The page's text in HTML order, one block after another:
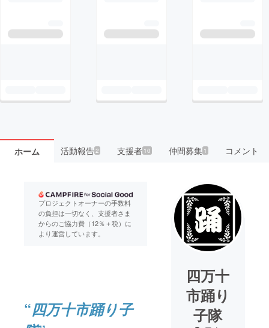
ホーム 活動報告2 支援者 10 仲間募集 1 コメント
プロジェクトオーナーの手数料
の負担は一切なく、支援者さま
からのご協力費（12％＋税）に
より運営しています。
“四万十市踊り子
四万十
市踊り
子隊